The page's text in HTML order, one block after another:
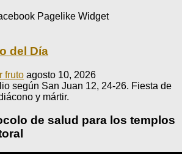
del Día
fruto agosto 10, 2026
según San Juan 12, 24-26. Fiesta de
y mártir.
de salud para los templos